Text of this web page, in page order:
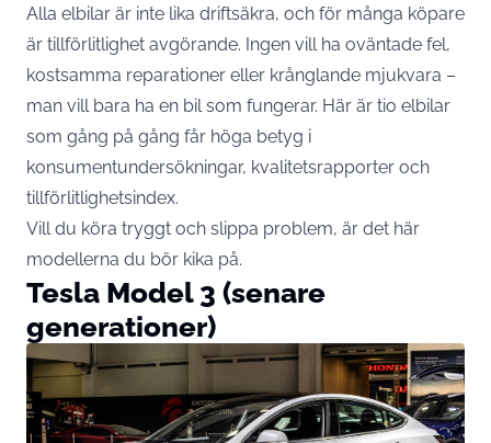
Alla elbilar är inte lika driftsäkra, och för många köpare
är tillförlitlighet avgörande. Ingen vill ha oväntade fel,
kostsamma reparationer eller krånglande mjukvara –
man vill bara ha en bil som fungerar. Här är tio elbilar
som gång på gång får höga betyg i
konsumentundersökningar, kvalitetsrapporter och
tillförlitlighetsindex.
Vill du köra tryggt och slippa problem, är det här
modellerna du bör kika på.
Tesla Model 3 (senare
generationer)